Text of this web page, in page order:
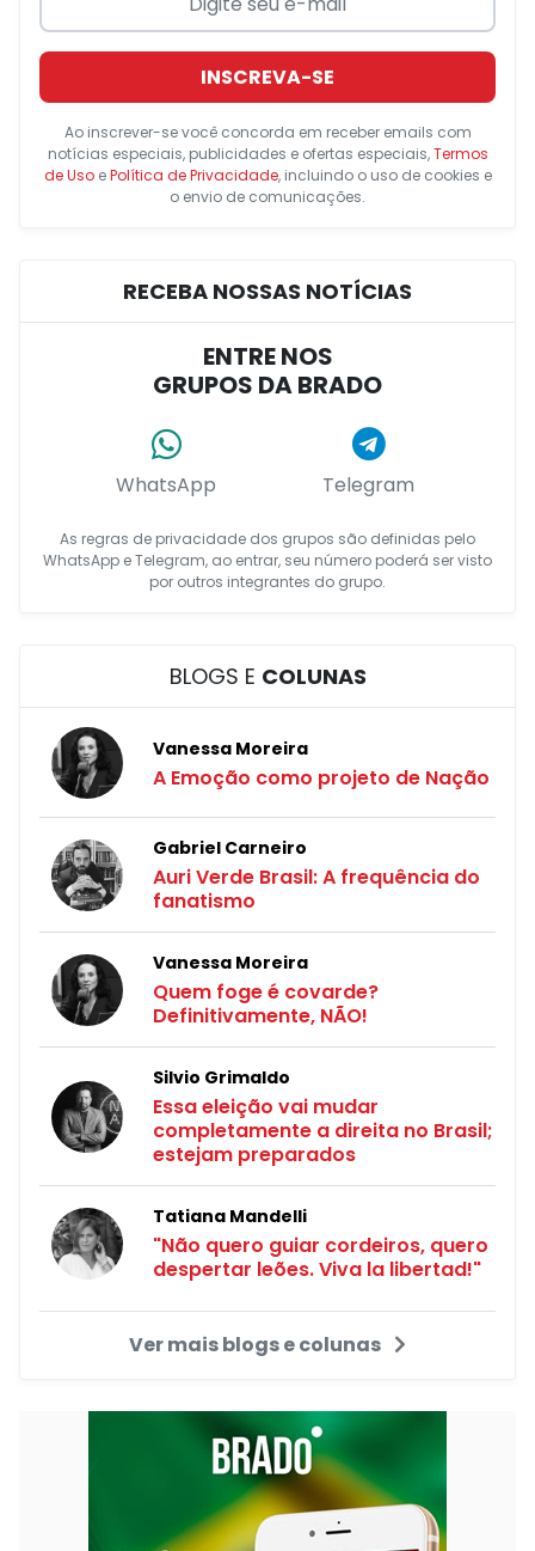
INSCREVA-SE
Ao inscrever-se você concorda em receber emails com
notícias especiais, publicidades e ofertas especiais,Termos
de UsoePolítica de Privacidade, incluindo o uso de cookies e
o envio de comunicações.
RECEBA NOSSAS NOTÍCIAS
ENTRE NOS
GRUPOS DA BRADO
WhatsApp Telegram
As regras de privacidade dos grupos são definidas pelo
WhatsApp e Telegram, ao entrar, seu número poderá ser visto
por outros integrantes do grupo.
BLOGS E COLUNAS
Vanessa Moreira
A Emoção como projeto de Nação
Gabriel Carneiro
Auri Verde Brasil: A frequência do
fanatismo
Vanessa Moreira
Quem foge é covarde?
Definitivamente, NÃO!
Silvio Grimaldo
Essa eleição vai mudar
completamente a direita no Brasil;
estejam preparados
Tatiana Mandelli
"Não quero guiar cordeiros, quero
despertar leões. Viva la libertad!"
Ver mais blogs e colunas